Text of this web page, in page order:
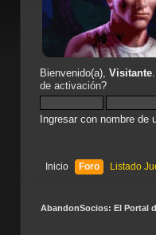
Bienvenido(a), Visitante.
de activación?
Ingresar con nombre
Inicio Foro Listado
AbandonSocios: El Portal